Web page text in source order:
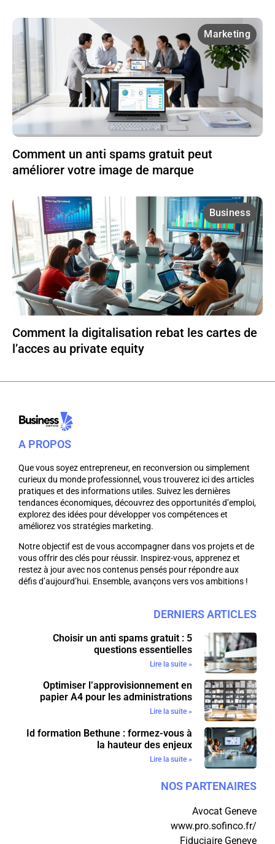
Marketing
Comment un anti spams gratuit peut
améliorer votre image de marque
Business
Comment la digitalisation rebat les cartes de
l’acces au private equity
A PROPOS
Que vous soyez entrepreneur, en reconversion ou simplement
curieux du monde professionnel, vous trouverez ici des articles
pratiques et des informations utiles. Suivez les dernières
tendances économiques, découvrez des opportunités d’emploi,
explorez des idées pour développer vos compétences et
améliorez vos stratégies marketing.
Notre objectif est de vous accompagner dans vos projets et de
vous offrir des clés pour réussir. Inspirez-vous, apprenez et
restez à jour avec nos contenus pensés pour répondre aux
défis d’aujourd’hui. Ensemble, avançons vers vos ambitions !
DERNIERS ARTICLES
Choisir un anti spams gratuit : 5
questions essentielles
Lire la suite »
Optimiser l’approvisionnement en
papier A4 pour les administrations
Lire la suite »
Id formation Bethune : formez-vous à
la hauteur des enjeux
Lire la suite »
NOS PARTENAIRES
Avocat Geneve
www.pro.sofinco.fr/
Fiduciaire Geneve